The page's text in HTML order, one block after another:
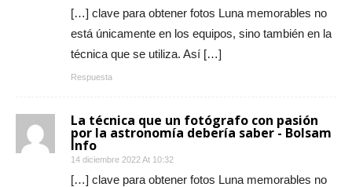
[…] clave para obtener fotos Luna memorables no
está únicamente en los equipos, sino también en la
técnica que se utiliza. Así […]
Respuesta
La técnica que un fotógrafo con pasión
por la astronomía debería saber - Bolsam
Info
14 diciembre 2022 At 10:32
[…] clave para obtener fotos Luna memorables no